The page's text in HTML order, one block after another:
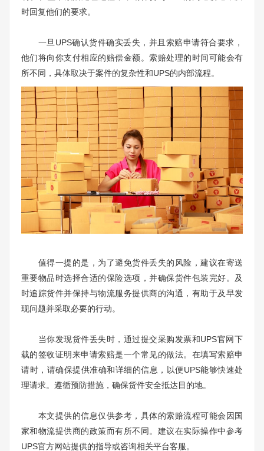
时回复他们的要求。
一旦UPS确认货件确实丢失，并且索赔申请符合要求，
他们将向你支付相应的赔偿金额。索赔处理的时间可能会有
所不同，具体取决于案件的复杂性和UPS的内部流程。
值得一提的是，为了避免货件丢失的风险，建议在寄送
重要物品时选择合适的保险选项，并确保货件包装完好。及
时追踪货件并保持与物流服务提供商的沟通，有助于及早发
现问题并采取必要的行动。
当你发现货件丢失时，通过提交采购发票和UPS官网下
载的签收证明来申请索赔是一个常见的做法。在填写索赔申
请时，请确保提供准确和详细的信息，以便UPS能够快速处
理请求。遵循预防措施，确保货件安全抵达目的地。
本文提供的信息仅供参考，具体的索赔流程可能会因国
家和物流提供商的政策而有所不同。建议在实际操作中参考
UPS官方网站提供的指导或咨询相关平台客服。